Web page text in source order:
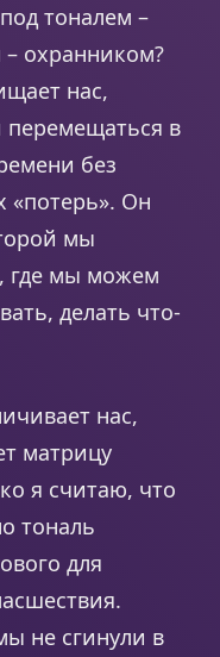
тоналем –
охранником?
нас,
перемещаться в
без
«потерь». Он
мы
где мы можем
делать что-
нас,
матрицу
я считаю, что
тональ
для
не сгинули в